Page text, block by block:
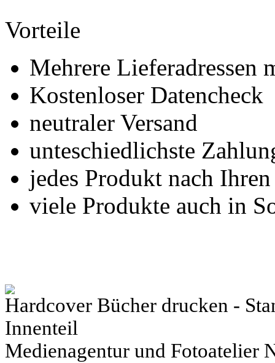
Vorteile
Mehrere Lieferadressen
Kostenloser Datencheck
neutraler Versand
unteschiedlichste
jedes Produkt nach
viele Produkte auch in
Hardcover Bücher drucken -
Innenteil
Medienagentur und Fotoatelier